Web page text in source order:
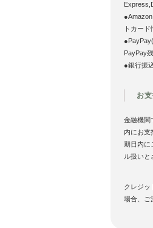
トカー
PayPay
●銀行振
お
金融機関
内にお支
期日内に
ル扱いと
クレジッ
場合、ご